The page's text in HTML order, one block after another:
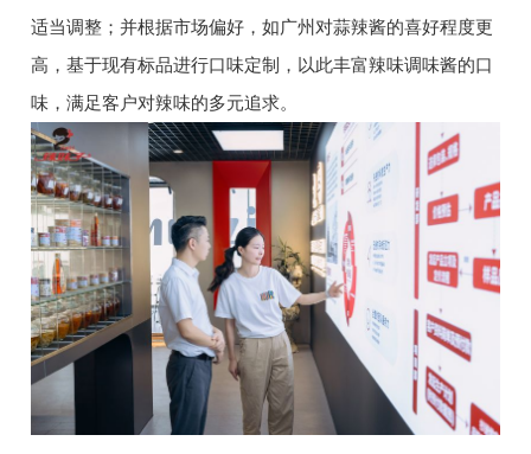
适当调整；并根据市场偏好，如广州对蒜辣酱的喜好程度更
高，基于现有标品进行口味定制，以此丰富辣味调味酱的口
味，满足客户对辣味的多元追求。